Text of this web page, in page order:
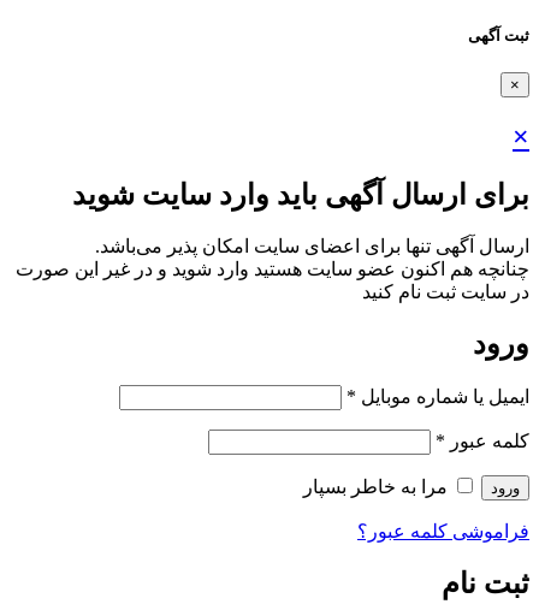
ثبت آگهی
×
×
برای ارسال آگهی باید وارد سایت شوید
ارسال آگهی تنها برای اعضای سایت امکان پذیر می‌باشد.
چنانچه هم‌ اکنون عضو سایت هستید وارد شوید و در غیر این صورت
در سایت ثبت نام کنید
ورود
ایمیل یا شماره موبایل *
کلمه عبور *
ورود مرا به خاطر بسپار
فراموشی کلمه عبور؟
ثبت نام